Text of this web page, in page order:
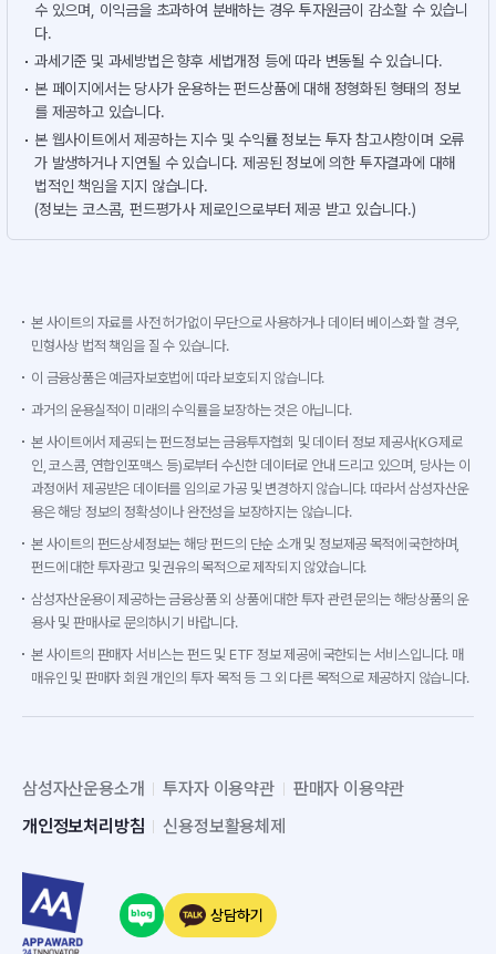
수 있으며, 이익금을 초과하여 분배하는 경우 투자원금이 감소할 수 있습니
다.
과세기준 및 과세방법은 향후 세법개정 등에 따라 변동될 수 있습니다.
본 페이지에서는 당사가 운용하는 펀드상품에 대해 정형화된 형태의 정보
를 제공하고 있습니다.
본 웹사이트에서 제공하는 지수 및 수익률 정보는 투자 참고사항이며 오류
가 발생하거나 지연될 수 있습니다. 제공된 정보에 의한 투자결과에 대해
법적인 책임을 지지 않습니다.
(정보는 코스콤, 펀드평가사 제로인으로부터 제공 받고 있습니다.)
본 사이트의 자료를 사전 허가없이 무단으로 사용하거나 데이터 베이스화 할 경우,
민형사상 법적 책임을 질 수 있습니다.
이 금융상품은 예금자보호법에 따라 보호되지 않습니다.
과거의 운용실적이 미래의 수익률을 보장하는 것은 아닙니다.
본 사이트에서 제공되는 펀드정보는 금융투자협회 및 데이터 정보 제공사(KG제로
인, 코스콤, 연합인포맥스 등)로부터 수신한 데이터로 안내 드리고 있으며, 당사는 이
과정에서 제공받은 데이터를 임의로 가공 및 변경하지 않습니다. 따라서 삼성자산운
용은 해당 정보의 정확성이나 완전성을 보장하지는 않습니다.
본 사이트의 펀드상세정보는 해당 펀드의 단순 소개 및 정보제공 목적에 국한하며,
펀드에 대한 투자광고 및 권유의 목적으로 제작되지 않았습니다.
삼성자산운용이 제공하는 금융상품 외 상품에 대한 투자 관련 문의는 해당상품의 운
용사 및 판매사로 문의하시기 바랍니다.
본 사이트의 판매자 서비스는 펀드 및 ETF 정보 제공에 국한되는 서비스입니다. 매
매유인 및 판매자 회원 개인의 투자 목적 등 그 외 다른 목적으로 제공하지 않습니다.
삼성자산운용소개 투자자 이용약관
판매자 이용약관
개인정보처리방침
신용정보활용체제
상담하기